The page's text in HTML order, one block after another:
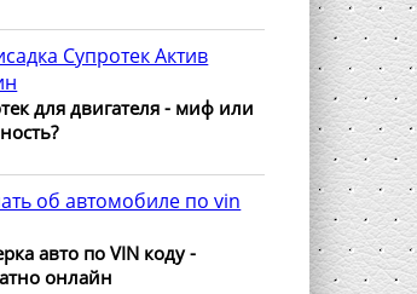
для двигателя - миф или
авто по VIN коду -
онлайн